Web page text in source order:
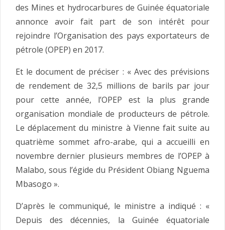
des Mines et hydrocarbures de Guinée équatoriale
annonce avoir fait part de son intérêt pour
rejoindre l’Organisation des pays exportateurs de
pétrole (OPEP) en 2017.
Et le document de préciser : « Avec des prévisions
de rendement de 32,5 millions de barils par jour
pour cette année, l’OPEP est la plus grande
organisation mondiale de producteurs de pétrole.
Le déplacement du ministre à Vienne fait suite au
quatrième sommet afro-arabe, qui a accueilli en
novembre dernier plusieurs membres de l’OPEP à
Malabo, sous l’égide du Président Obiang Nguema
Mbasogo ».
D’après le communiqué, le ministre a indiqué : «
Depuis des décennies, la Guinée équatoriale